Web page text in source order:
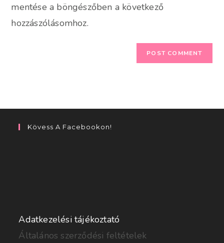
mentése a böngészőben a következő
hozzászólásomhoz.
Kövess A Facebookon!
Adatkezelési tájékoztató
Általános szerződési feltételek